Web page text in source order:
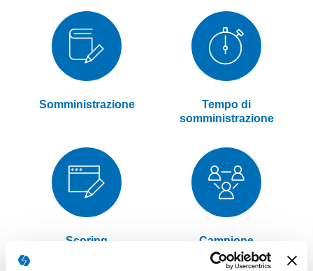
Somministrazione
Tempo di
somministrazione
Scoring Campione